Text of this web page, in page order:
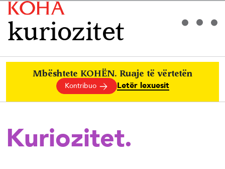
kuriozitet
Mbështete KOHËN. Ruaje të vërtetën
Kontribuo Letër lexuesit
Kuriozitet.